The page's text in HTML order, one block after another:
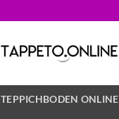
TEPPICHBODEN ONLINE